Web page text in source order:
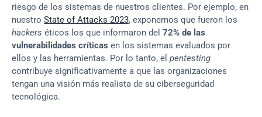
riesgo de los sistemas de nuestros clientes. Por ejemplo, en
nuestro State of Attacks 2023
hackers éticos los que informaron del 72% de las
vulnerabilidades críticas en los sistemas evaluados por
ellos y las herramientas. Por lo tanto, el pentesting
contribuye significativamente a que las organizaciones
tengan una visión más realista de su ciberseguridad
tecnológica.